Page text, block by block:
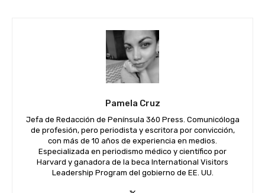
Pamela Cruz
Jefa de Redacción de Península 360 Press. Comunicóloga
de profesión, pero periodista y escritora por convicción,
con más de 10 años de experiencia en medios.
Especializada en periodismo médico y científico por
Harvard y ganadora de la beca International Visitors
Leadership Program del gobierno de EE. UU.